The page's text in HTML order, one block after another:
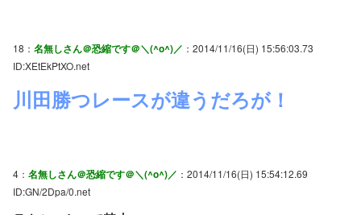
18： 名無しさん＠恐縮です＠＼(^o^)／ ：2014/11/16(日) 15:56:03.73
ID:XEtEkPtXO.net
川田勝つレースが違うだろが！
4： 名無しさん＠恐縮です＠＼(^o^)／ ：2014/11/16(日) 15:54:12.69
ID:GN/2Dpa/0.net